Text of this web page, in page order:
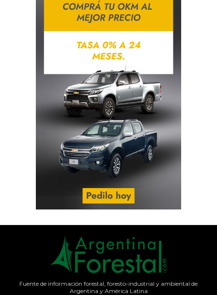
Fuente de información forestal, foresto-industrial y ambiental de
Argentina y América Latina